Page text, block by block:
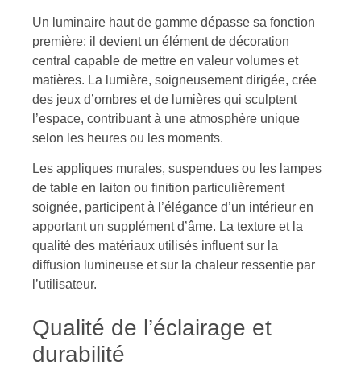
Un luminaire haut de gamme dépasse sa fonction
première; il devient un élément de décoration
central capable de mettre en valeur volumes et
matières. La lumière, soigneusement dirigée, crée
des jeux d’ombres et de lumières qui sculptent
l’espace, contribuant à une atmosphère unique
selon les heures ou les moments.
Les appliques murales, suspendues ou les lampes
de table en laiton ou finition particulièrement
soignée, participent à l’élégance d’un intérieur en
apportant un supplément d’âme. La texture et la
qualité des matériaux utilisés influent sur la
diffusion lumineuse et sur la chaleur ressentie par
l’utilisateur.
Qualité de l’éclairage et
durabilité